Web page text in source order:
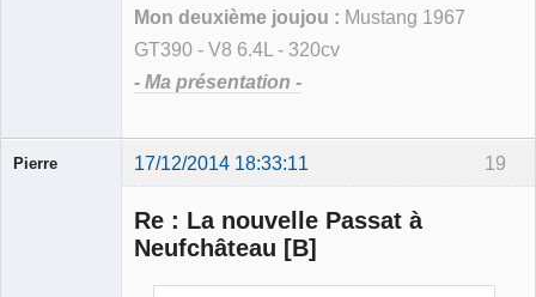
Mon deuxième joujou : Mustang 1967
GT390 - V8 6.4L - 320cv
- Ma présentation -
19
Pierre 17/12/2014 18:33:11
Re : La nouvelle Passat à
Neufchâteau [B]